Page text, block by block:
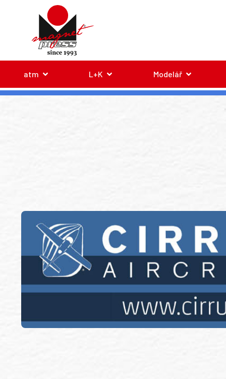
atm L+K Modelář